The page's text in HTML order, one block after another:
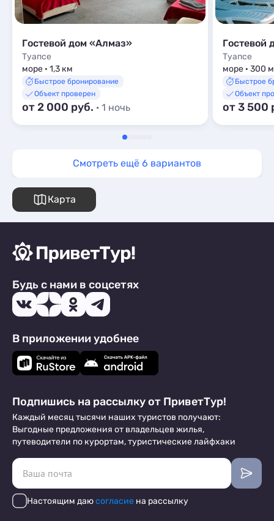
Гостевой дом «Алмаз»
Туапсе
море · 1,3 км
Быстрое бронирование
Объект проверен
от 2 000 руб. · 1 ночь
Гостевой
Туапсе
море · 300 м
Быстрое
Объект
от 3 500
Смотреть ещё 6 вариантов
Карта
Будь с нами в соцсетях
В приложении удобнее
Подпишись на рассылку от ПриветТур!
Каждый месяц тысячи наших туристов получают:
Выгодные предложения от владельцев жилья,
путеводители по курортам, туристические лайфхаки
Настоящим даюсогласие на рассылку